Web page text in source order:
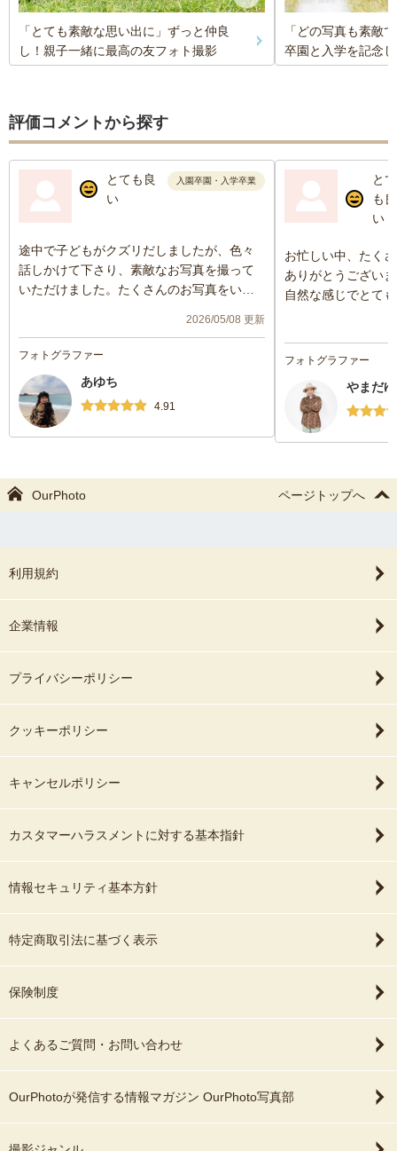
「とても素敵な思い出に」ずっと仲良
し！親子一緒に最高の友フォト撮影
「どの写真も素敵
卒園と入学を記念
評価コメントから探す
とても良
い
入園卒園・入学卒業
途中で子どもがクズリだしましたが、色々
話しかけて下さり、素敵なお写真を撮って
いただけました。たくさんのお写真をいた
足でした。また機会があれば、よろしくお
願いします。
2026/05/08 更新
フォトグラファー
あゆち
4.91
とて
も良
い
お忙しい中、たく
ありがとうござい
自然な感じでとて
のですが、カメラ
フォトグラファー
やまだ
OurPhoto ページトップへ
利用規約
企業情報
プライバシーポリシー
クッキーポリシー
キャンセルポリシー
カスタマーハラスメントに対する基本指針
情報セキュリティ基本方針
特定商取引法に基づく表示
保険制度
よくあるご質問・お問い合わせ
OurPhotoが発信する情報マガジン OurPhoto写真部